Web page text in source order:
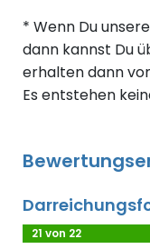
* Wenn Du
dann kannst Du
erhalten dann
Es entstehen
21 von 22